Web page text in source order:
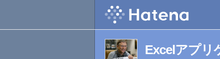
Excelアプリ